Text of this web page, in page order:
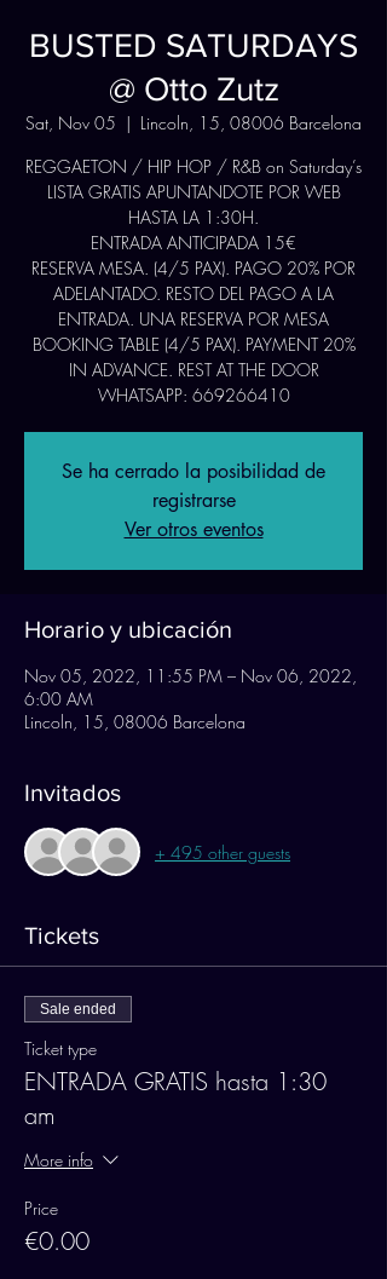
BUSTED SATURDAYS
@ Otto Zutz
Sat, Nov 05
  |
Lincoln, 15, 08006 Barcelona
REGGAETON / HIP HOP / R&B on Saturday’s
LISTA GRATIS APUNTANDOTE POR WEB
HASTA LA 1:30H.
ENTRADA ANTICIPADA 15€
RESERVA MESA. (4/5 PAX). PAGO 20% POR
ADELANTADO. RESTO DEL PAGO A LA
ENTRADA. UNA RESERVA POR MESA
BOOKING TABLE (4/5 PAX). PAYMENT 20%
IN ADVANCE. REST AT THE DOOR
WHATSAPP: 669266410
Se ha cerrado la posibilidad de
registrarse
Ver otros eventos
Horario y ubicación
Nov 05, 2022, 11:55 PM – Nov 06, 2022,
6:00 AM
Lincoln, 15, 08006 Barcelona
Invitados
+ 495 other guests
Tickets
Sale ended
Ticket type
ENTRADA GRATIS hasta 1:30
am
More info
Price
€0.00